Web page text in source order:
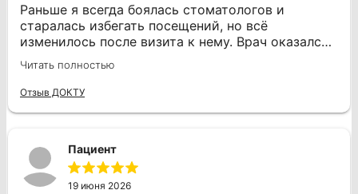
Раньше я всегда боялась стоматологов и
старалась избегать посещений, но всё
изменилось после визита к нему. Врач оказался
профессионалом своего дела. Во время
процедуры я не испытывала боли, даже когда он
проводил сверление и другие манипуляции, что
зуба, и я чувствую огромную благодарность.
Если это лечение всегда будет таким
комфортным, то, возможно, я буду посещать
Читать полностью
Отзыв ДОКТУ
Пациент
19 июня 2026